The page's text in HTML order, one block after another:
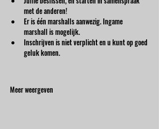
met de anderen!
Er is één marshalls aanwezig. Ingame
marshall is mogelijk.
Inschrijven is niet verplicht en u kunt op goed
geluk komen.
Meer weergeven